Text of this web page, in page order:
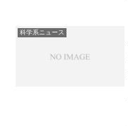
科学系ニュース